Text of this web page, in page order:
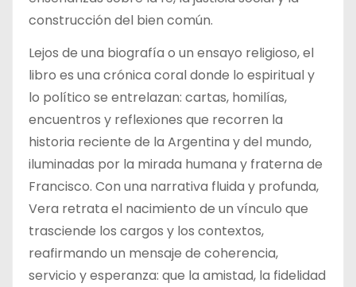
construcción del bien común.
Lejos de una biografía o un ensayo religioso, el
libro es una crónica coral donde lo espiritual y
lo político se entrelazan: cartas, homilías,
encuentros y reflexiones que recorren la
historia reciente de la Argentina y del mundo,
iluminadas por la mirada humana y fraterna de
Francisco. Con una narrativa fluida y profunda,
Vera retrata el nacimiento de un vínculo que
trasciende los cargos y los contextos,
reafirmando un mensaje de coherencia,
servicio y esperanza: que la amistad, la fidelidad